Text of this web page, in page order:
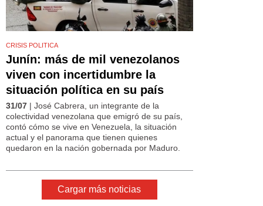
CRISIS POLITICA
Junín: más de mil venezolanos
viven con incertidumbre la
situación política en su país
31/07 | José Cabrera, un integrante de la
colectividad venezolana que emigró de su país,
contó cómo se vive en Venezuela, la situación
actual y el panorama que tienen quienes
quedaron en la nación gobernada por Maduro.
Cargar más noticias